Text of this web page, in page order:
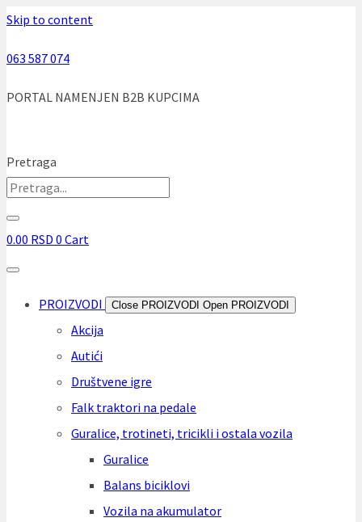
Skip to content
063 587 074
PORTAL NAMENJEN B2B KUPCIMA
Pretraga
0.00 RSD 0 Cart
PROIZVODI Close PROIZVODI Open PROIZVODI
Akcija
Autići
Društvene igre
Falk traktori na pedale
Guralice, trotineti, tricikli i ostala vozila
Guralice
Balans biciklovi
Vozila na akumulator